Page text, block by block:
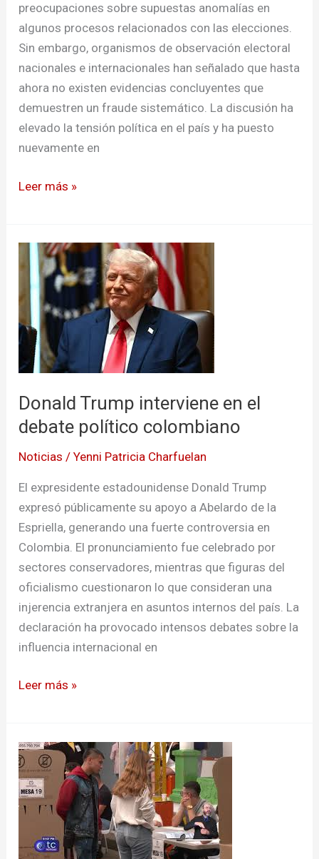
preocupaciones sobre supuestas anomalías en
algunos procesos relacionados con las elecciones.
Sin embargo, organismos de observación electoral
nacionales e internacionales han señalado que hasta
ahora no existen evidencias concluyentes que
demuestren un fraude sistemático. La discusión ha
elevado la tensión política en el país y ha puesto
nuevamente en
Leer más »
Donald Trump interviene en el
debate político colombiano
Noticias /Yenni Patricia Charfuelan
El expresidente estadounidense Donald Trump
expresó públicamente su apoyo a Abelardo de la
Espriella, generando una fuerte controversia en
Colombia. El pronunciamiento fue celebrado por
sectores conservadores, mientras que figuras del
oficialismo cuestionaron lo que consideran una
injerencia extranjera en asuntos internos del país. La
declaración ha provocado intensos debates sobre la
influencia internacional en
Donald
Trump
interviene
en
el
debate
político
Leer más »
La
segunda
vuelta
presidencial
en